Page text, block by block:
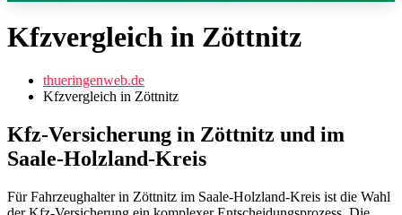
Kfzvergleich in Zöttnitz
thueringenweb.de
Kfzvergleich in Zöttnitz
Kfz-Versicherung in Zöttnitz und im
Saale-Holzland-Kreis
Für Fahrzeughalter in Zöttnitz im Saale-Holzland-Kreis ist die Wahl